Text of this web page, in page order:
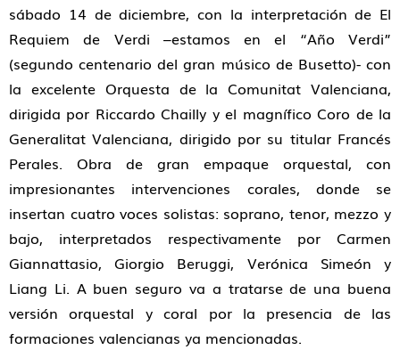
sábado 14 de diciembre, con la interpretación de El
Requiem de Verdi –estamos en el “Año Verdi”
(segundo centenario del gran músico de Busetto)- con
la excelente Orquesta de la Comunitat Valenciana,
dirigida por Riccardo Chailly y el magnífico Coro de la
Generalitat Valenciana, dirigido por su titular Francés
Perales. Obra de gran empaque orquestal, con
impresionantes intervenciones corales, donde se
insertan cuatro voces solistas: soprano, tenor, mezzo y
bajo, interpretados respectivamente por Carmen
Giannattasio, Giorgio Beruggi, Verónica Simeón y
Liang Li. A buen seguro va a tratarse de una buena
versión orquestal y coral por la presencia de las
formaciones valencianas ya mencionadas.